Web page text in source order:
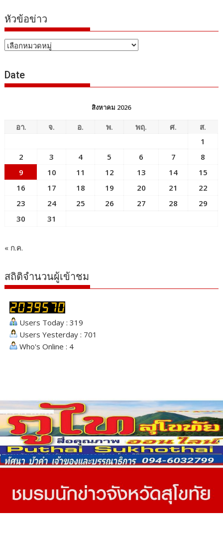
หัวข้อข่าว
หัวข้อ
Date
สิงหาคม 2026
อา. จ. อ. พ. พฤ. ศ.
ส.
1
2
3 4 5 6 7
8
9
10 11 12 13 14
15
16
17 18 19 20 21
22
23
24 25 26 27 28
29
30
31
« ก.ค.
สถิติจำนวนผู้เข้าชม
Users Today : 319
Users Yesterday : 701
Who's Online : 4